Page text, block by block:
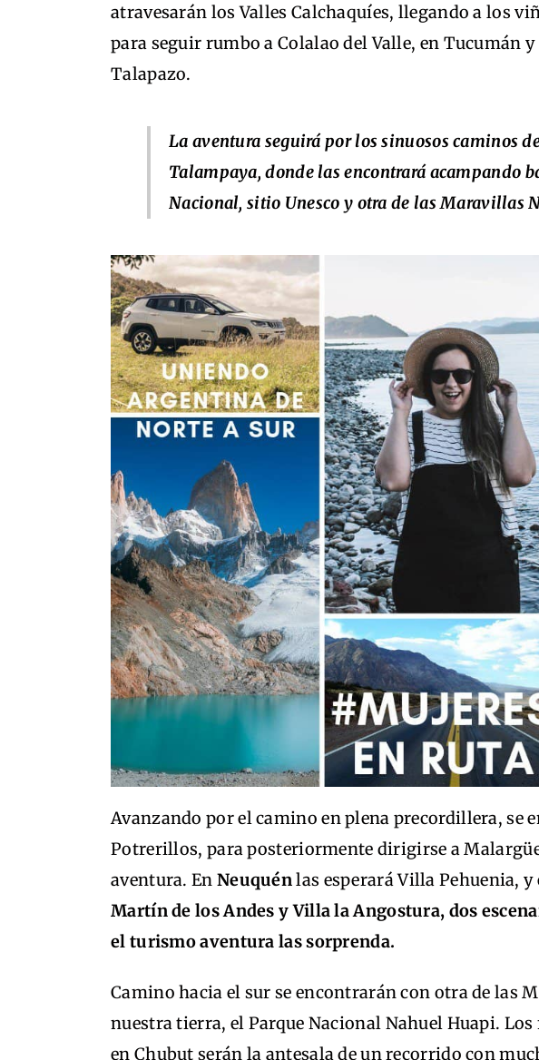
atravesarán los Valles Calchaquíes, llegando a los
para seguir rumbo a Colalao del Valle, en Tucumán
Talapazo.
La aventura seguirá por los sinuosos caminos
Talampaya, donde las encontrará acampando
Nacional, sitio Unesco y otra de las Maravillas
Avanzando por el camino en plena precordillera, se
Potrerillos, para posteriormente dirigirse a
aventura. En Neuquénlas esperará Villa Pehuenia,
Martín de los Andes y Villa la Angostura, dos
el turismo aventura las sorprenda.
Camino hacia el sur se encontrarán con otra de las
nuestra tierra, el Parque Nacional Nahuel Huapi.
en Chubut serán la antesala de un recorrido con